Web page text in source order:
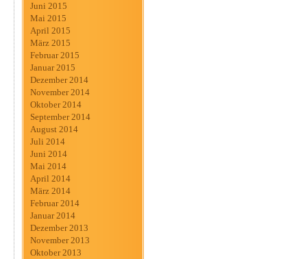
Juni 2015
Mai 2015
April 2015
März 2015
Februar 2015
Januar 2015
Dezember 2014
November 2014
Oktober 2014
September 2014
August 2014
Juli 2014
Juni 2014
Mai 2014
April 2014
März 2014
Februar 2014
Januar 2014
Dezember 2013
November 2013
Oktober 2013